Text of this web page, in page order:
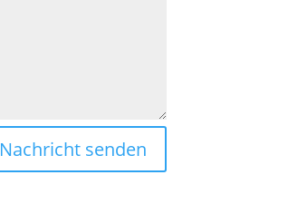
Nachricht senden